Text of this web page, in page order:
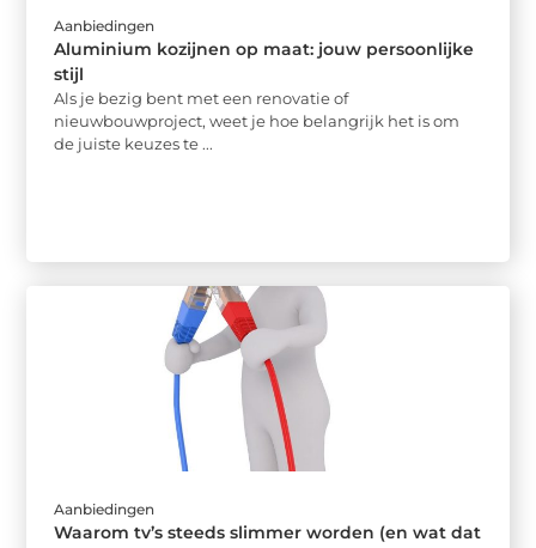
Aanbiedingen
Aluminium kozijnen op maat: jouw persoonlijke
stijl
Als je bezig bent met een renovatie of
nieuwbouwproject, weet je hoe belangrijk het is om
de juiste keuzes te ...
Aanbiedingen
Waarom tv’s steeds slimmer worden (en wat dat